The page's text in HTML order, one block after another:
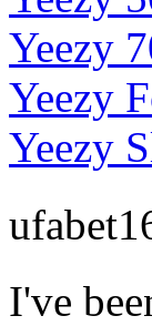
Yeezy
Yeezy
Yeezy
I've